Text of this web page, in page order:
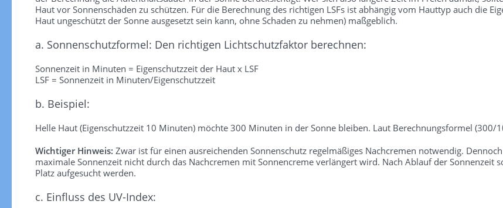
Haut vor Sonnenschäden zu schützen. Für die Berechnung des richtigen LSFs ist abhängig vom Hauttyp auch die
Haut ungeschützt der Sonne ausgesetzt sein kann, ohne Schaden zu nehmen) maßgeblich.
a. Sonnenschutzformel: Den richtigen Lichtschutzfaktor berechnen:
Sonnenzeit in Minuten = Eigenschutzzeit der Haut x LSF
LSF = Sonnenzeit in Minuten/Eigenschutzzeit
b. Beispiel:
Helle Haut (Eigenschutzzeit 10 Minuten) möchte 300 Minuten in der Sonne bleiben. Laut Berechnungsformel (300/
Wichtiger Hinweis: Zwar ist für einen ausreichenden Sonnenschutz regelmäßiges Nachcremen notwendig.
maximale Sonnenzeit nicht durch das Nachcremen mit Sonnencreme verlängert wird. Nach Ablauf der Sonnenzeit
Platz aufgesucht werden.
c. Einfluss des UV-Index: